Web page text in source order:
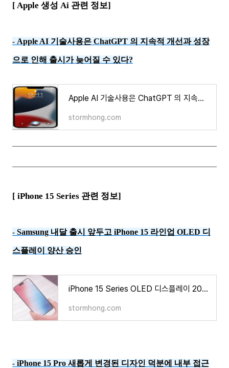
[ Apple 생성 Ai 관련 정보]
- Apple AI 기술사용은 ChatGPT 의 지속적 개선과 성장
으로 인해 출시가 늦어질 수 있다?
Apple AI 기술사용은 ChatGPT 의 지속적 개선과 성장으로 인해 출시가 늦어질 수 있다?
stormhong.com
[ iPhone 15 Series 관련 정보]
- Samsung 내달 출시 앞두고 iPhone 15 라인업 OLED 디
스플레이 양산 승인
iPhone 15 Series OLED 디스플레이 2023년 하반기 출시를 위해 Samsung 디스플레이 양산 승인되었다?
stormhong.com
- iPhone 15 Pro 새롭게 변경된 디자인 덕분에 내부 접근